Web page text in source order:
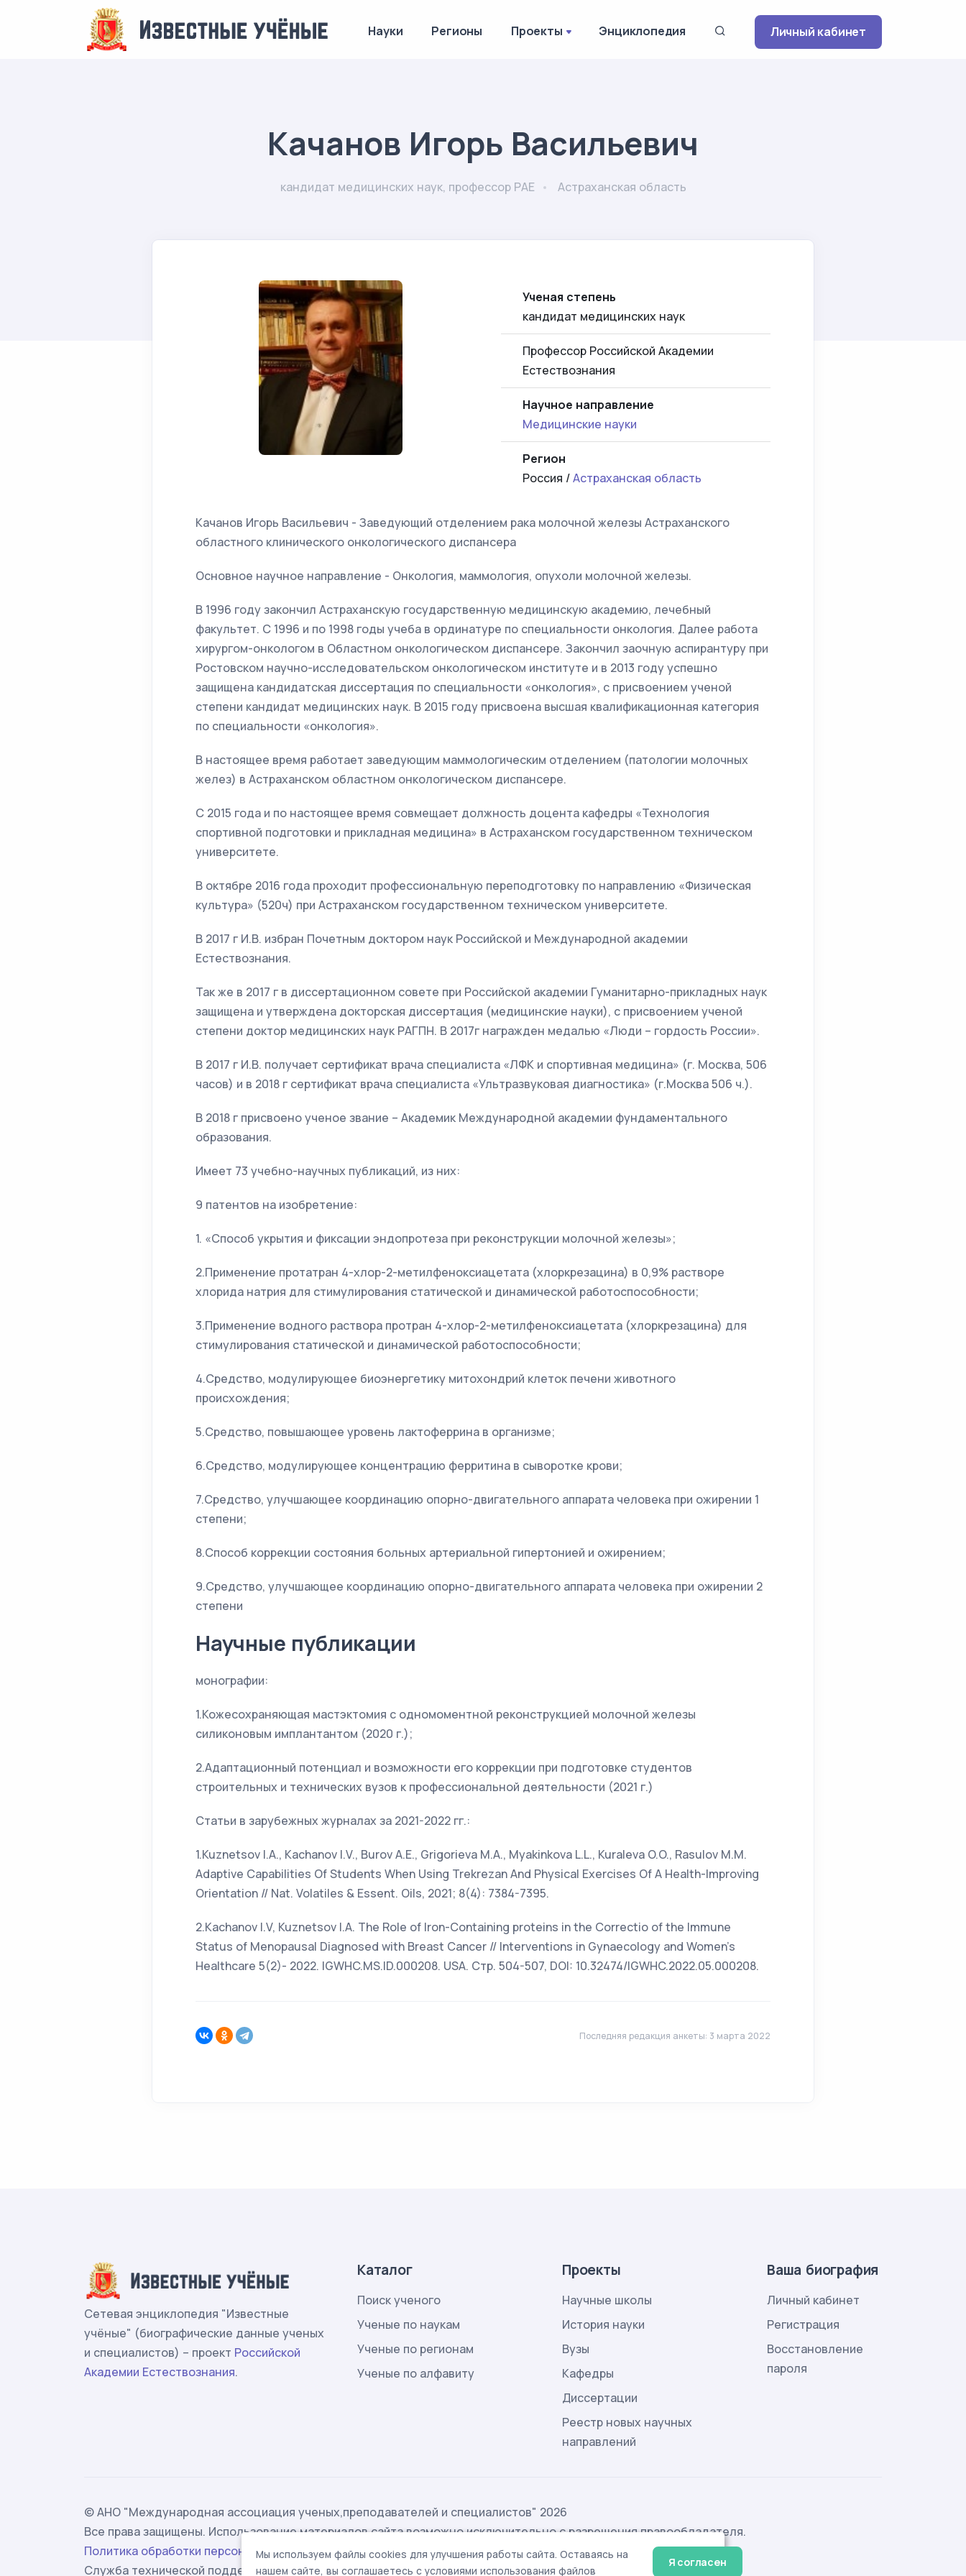
Науки Регионы Проекты Энциклопедия Личный кабинет
Качанов Игорь Васильевич
кандидат медицинских наук, профессор РАЕ Астраханская область
Ученая степень
кандидат медицинских наук
Профессор Российской Академии
Естествознания
Научное направление
Медицинские науки
Регион
Россия /Астраханская область
Качанов Игорь Васильевич - Заведующий отделением рака молочной железы Астраханского
областного клинического онкологического диспансера
Основное научное направление - Онкология, маммология, опухоли молочной железы.
В 1996 году закончил Астраханскую государственную медицинскую академию, лечебный
факультет. С 1996 и по 1998 годы учеба в ординатуре по специальности онкология. Далее работа
хирургом-онкологом в Областном онкологическом диспансере. Закончил заочную аспирантуру при
Ростовском научно-исследовательском онкологическом институте и в 2013 году успешно
защищена кандидатская диссертация по специальности «онкология», с присвоением ученой
степени кандидат медицинских наук. В 2015 году присвоена высшая квалификационная категория
по специальности «онкология».
В настоящее время работает заведующим маммологическим отделением (патологии молочных
желез) в Астраханском областном онкологическом диспансере.
С 2015 года и по настоящее время совмещает должность доцента кафедры «Технология
спортивной подготовки и прикладная медицина» в Астраханском государственном техническом
университете.
В октябре 2016 года проходит профессиональную переподготовку по направлению «Физическая
культура» (520ч) при Астраханском государственном техническом университете.
В 2017 г И.В. избран Почетным доктором наук Российской и Международной академии
Естествознания.
Так же в 2017 г в диссертационном совете при Российской академии Гуманитарно-прикладных наук
защищена и утверждена докторская диссертация (медицинские науки), с присвоением ученой
степени доктор медицинских наук РАГПН. В 2017г награжден медалью «Люди – гордость России».
В 2017 г И.В. получает сертификат врача специалиста «ЛФК и спортивная медицина» (г. Москва, 506
часов) и в 2018 г сертификат врача специалиста «Ультразвуковая диагностика» (г.Москва 506 ч.).
В 2018 г присвоено ученое звание – Академик Международной академии фундаментального
образования.
Имеет 73 учебно-научных публикаций, из них:
9 патентов на изобретение:
1. «Способ укрытия и фиксации эндопротеза при реконструкции молочной железы»;
2.Применение протатран 4-хлор-2-метилфеноксиацетата (хлоркрезацина) в 0,9% растворе
хлорида натрия для стимулирования статической и динамической работоспособности;
3.Применение водного раствора протран 4-хлор-2-метилфеноксиацетата (хлоркрезацина) для
стимулирования статической и динамической работоспособности;
4.Средство, модулирующее биоэнергетику митохондрий клеток печени животного
происхождения;
5.Средство, повышающее уровень лактоферрина в организме;
6.Средство, модулирующее концентрацию ферритина в сыворотке крови;
7.Средство, улучшающее координацию опорно-двигательного аппарата человека при ожирении 1
степени;
8.Способ коррекции состояния больных артериальной гипертонией и ожирением;
9.Средство, улучшающее координацию опорно-двигательного аппарата человека при ожирении 2
степени
Научные публикации
монографии:
1.Кожесохраняющая мастэктомия с одномоментной реконструкцией молочной железы
силиконовым имплантантом (2020 г.);
2.Адаптационный потенциал и возможности его коррекции при подготовке студентов
строительных и технических вузов к профессиональной деятельности (2021 г.)
Статьи в зарубежных журналах за 2021-2022 гг.:
1.Kuznetsov I.A., Kachanov I.V., Burov A.E., Grigorieva M.A., Myakinkova L.L., Kuraleva O.O., Rasulov М.М.
Adaptive Capabilities Of Students When Using Trekrezan And Physical Exercises Of A Health-Improving
Orientation // Nat. Volatiles & Essent. Oils, 2021; 8(4): 7384-7395.
2.Kachanov I.V, Kuznetsov I.A. The Role of Iron-Containing proteins in the Correctio of the Immune
Status of Menopausal Diagnosed with Breast Cancer // Interventions in Gynaecology and Women’s
Healthcare 5(2)- 2022. IGWHC.MS.ID.000208. USA. Стр. 504-507, DOI: 10.32474/IGWHC.2022.05.000208.
Последняя редакция анкеты: 3 марта 2022
Сетевая энциклопедия "Известные
учёные" (биографические данные ученых
и специалистов) – проект Российской
Академии Естествознания.
Каталог
Поиск ученого
Ученые по наукам
Ученые по регионам
Ученые по алфавиту
Проекты
Научные школы
История науки
Вузы
Кафедры
Диссертации
Реестр новых научных
направлений
Ваша биография
Личный кабинет
Регистрация
Восстановление
пароля
© АНО "Международная ассоциация ученых,преподавателей и специалистов" 2026
Все права защищены. Использование материалов сайта возможно исключительно с разрешения правообладателя.
Политика обработки персональных данных
Служба технической поддержки -support@rae.ru
Мы используем файлы cookies для улучшения работы сайта. Оставаясь на
нашем сайте, вы соглашаетесь с условиями использования файлов
Я согласен